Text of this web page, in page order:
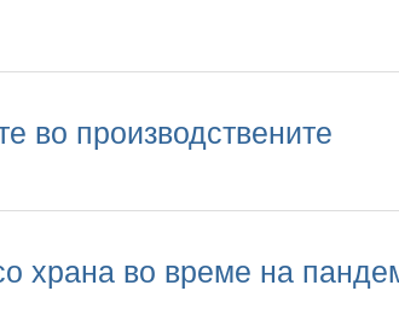
во производствените
храна во време на